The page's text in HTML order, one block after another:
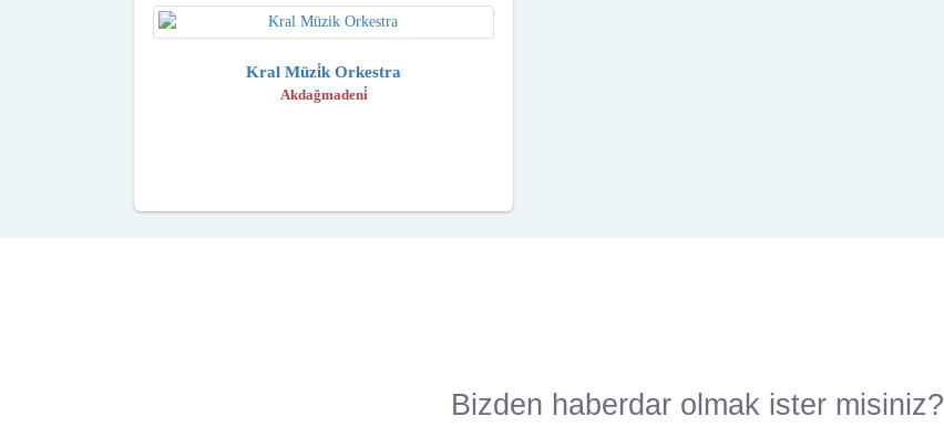
Kral Müzi̇k Orkestra
Akdağmadeni̇
Bizden haberdar olmak ister misiniz?